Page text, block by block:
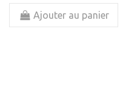
Ajouter au panier